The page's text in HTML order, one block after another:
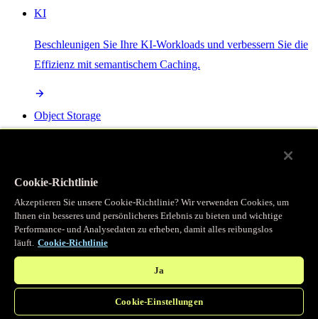
KI
Beschleunigen Sie Ihre KI-Workloads und verbessern Sie die
Effizienz mit semantischem Caching.
Object Storage
Programmierbarer Cache
Erhalten Sie vollständigen programmatischen Zugriff auf das
legendäre Caching, das unser CDN antreibt.
Cookie-Richtlinie
Akzeptieren Sie unsere Cookie-Richtlinie? Wir verwenden Cookies, um
Ihnen ein besseres und persönlicheres Erlebnis zu bieten und wichtige
Performance- und Analysedaten zu erheben, damit alles reibungslos
läuft. Cookie-Richtlinie
Ja
Cookie-Einstellungen